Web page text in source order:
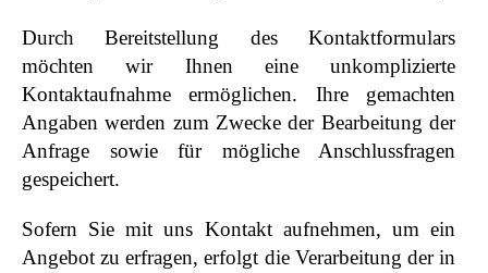
Durch Bereitstellung des Kontaktformulars
möchten wir Ihnen eine unkomplizierte
Kontaktaufnahme ermöglichen. Ihre gemachten
Angaben werden zum Zwecke der Bearbeitung der
Anfrage sowie für mögliche Anschlussfragen
gespeichert.
Sofern Sie mit uns Kontakt aufnehmen, um ein
Angebot zu erfragen, erfolgt die Verarbeitung der in